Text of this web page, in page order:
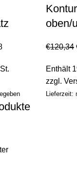
oben/
€120,34
Enthält
zzgl.
Lieferzeit: